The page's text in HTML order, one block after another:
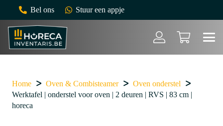
Bel ons Stuur een appje
Home Oven & Combisteamer
Oven onderstel
Werktafel | onderstel voor oven | 2 deuren | RVS | 83 cm |
horeca